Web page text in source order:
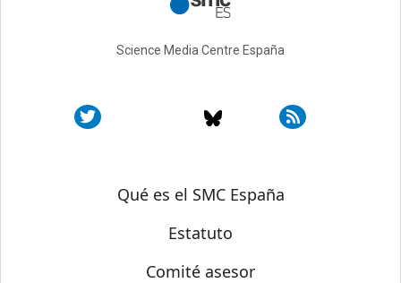
Science Media Centre España
Sobre SMC España
Qué es el SMC España
Estatuto
Comité asesor